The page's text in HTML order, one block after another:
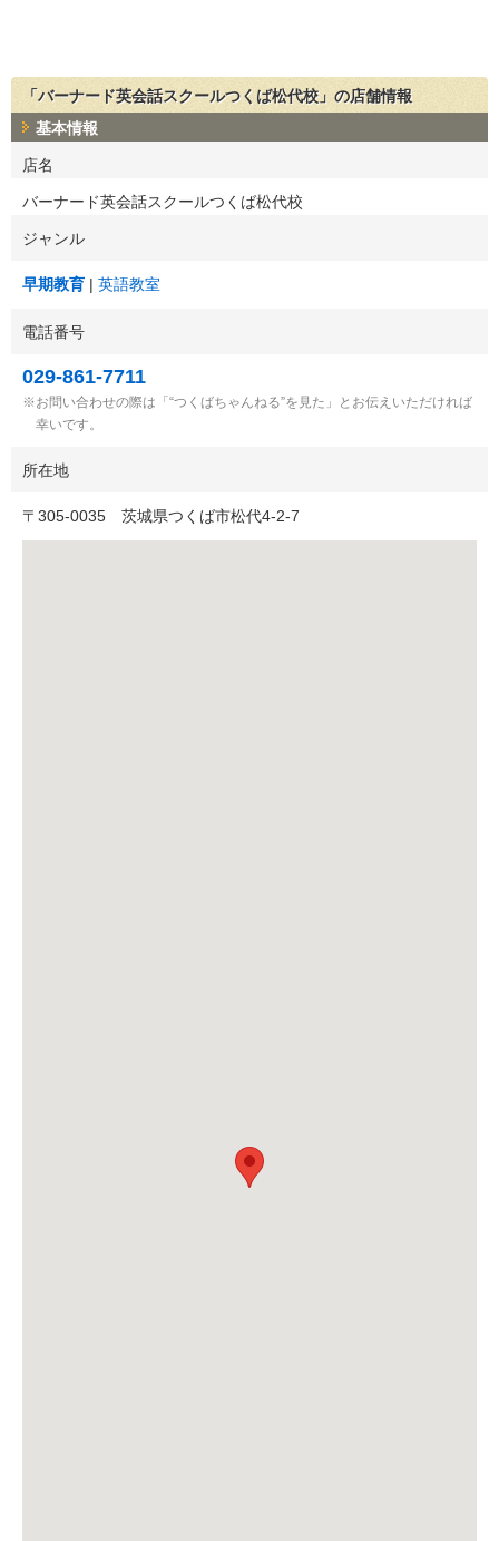
「バーナード英会話スクールつくば松代校」の店舗情報
基本情報
店名
バーナード英会話スクールつくば松代校
ジャンル
早期教育 英語教室
電話番号
029-861-7711
お問い合わせの際は「“つくばちゃんねる”を見た」とお伝えいただければ
幸いです。
所在地
〒 305-0035 茨城県つくば市松代4-2-7